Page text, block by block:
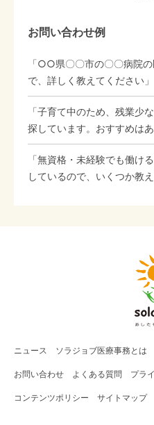
お問い合わせ例
「○○県〇〇市の〇〇病院
で、詳しく教えてください」
「子育て中のため、残業少
探しています。おすすめはあ
「無資格・未経験でも働け
しているので、いくつか教
ニュース ソラジョブ医療事務 とは
お問い合わせ よくある質問 プラ
コンテンツポリシー サイトマップ